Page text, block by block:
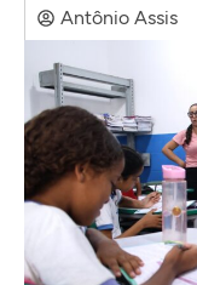
Antônio Assis